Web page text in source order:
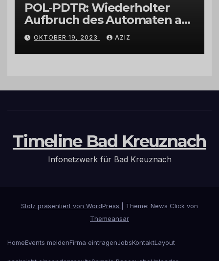
POL-PDTR: Wiederholter
Aufbruch des Automaten am
Wohnmobilstellplatz in
Hermeskeil am Labachweg
OKTOBER 19, 2023 AZIZ
Timeline Bad Kreuznach
Infonetzwerk für Bad Kreuznach
Stolz präsentiert von WordPress
Theme: News Click von
Themeansar
HomeEvents meldenFirma eintragenJobsKontaktLayout